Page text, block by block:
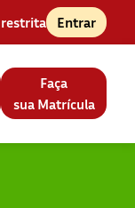
Entrar
Faça
sua Matrícula